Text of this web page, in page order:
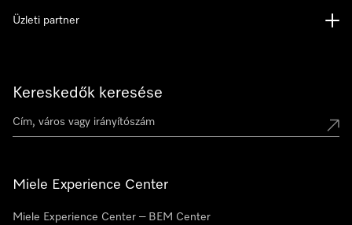
Kereskedők keresése
Miele Experience Center
Miele Experience Center – BEM Center
Üzleti partner